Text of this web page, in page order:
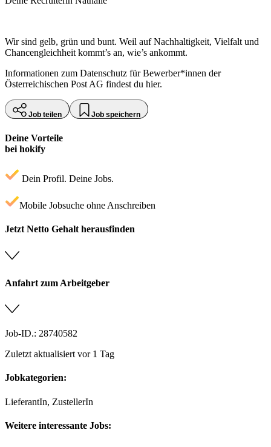
Wir sind gelb, grün und bunt. Weil auf Nachhaltigkeit, Vielfalt und
Chancengleichheit kommt’s an, wie’s ankommt.
Informationen zum Datenschutz für Bewerber*innen der
Österreichischen Post AG findest du hier.
Job teilen Job speichern
Deine Vorteile
bei hokify
Dein Profil. Deine Jobs.
Mobile Jobsuche ohne Anschreiben
Jetzt Netto Gehalt herausfinden
Anfahrt zum Arbeitgeber
Job-ID.: 28740582
Zuletzt aktualisiert vor 1 Tag
Jobkategorien:
LieferantIn, ZustellerIn
Weitere interessante Jobs: